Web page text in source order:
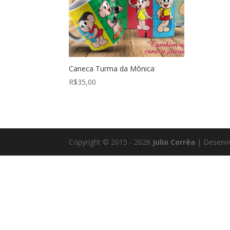
Caneca Turma da Mônica
R$35,00
Copyright © 2015 - 2026 Julio Corrêa |